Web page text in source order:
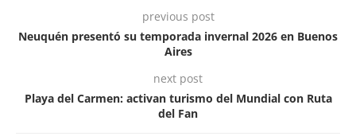
previous post
Neuquén presentó su temporada invernal 2026 en Buenos
Aires
next post
Playa del Carmen: activan turismo del Mundial con Ruta
del Fan